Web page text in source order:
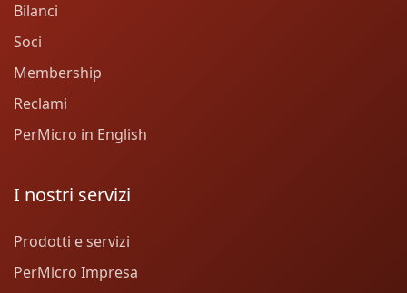
Bilanci
Soci
Membership
Reclami
PerMicro in English
I nostri servizi
Prodotti e servizi
PerMicro Impresa